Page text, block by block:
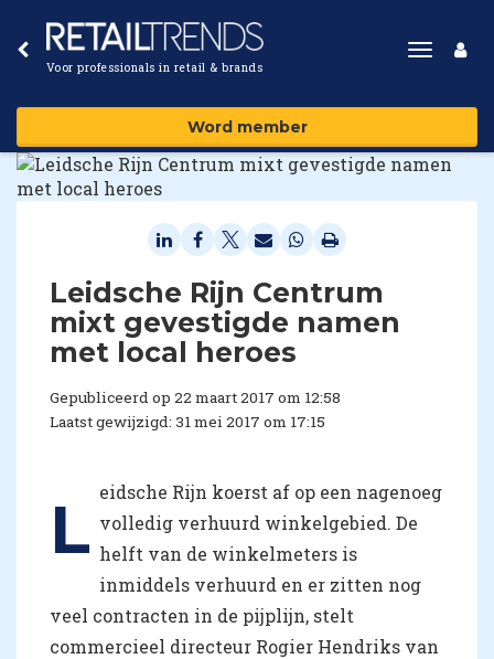
Voor professionals in retail & brands
Toggle
Word member
​Leidsche Rijn Centrum
mixt gevestigde namen
met local heroes
Gepubliceerd op 22 maart 2017 om 12:58
Laatst gewijzigd: 31 mei 2017 om 17:15
L eidsche Rijn koerst af op een nagenoeg
volledig verhuurd winkelgebied. De
helft van de winkelmeters is
inmiddels verhuurd en er zitten nog
veel contracten in de pijplijn, stelt
commercieel directeur Rogier Hendriks van